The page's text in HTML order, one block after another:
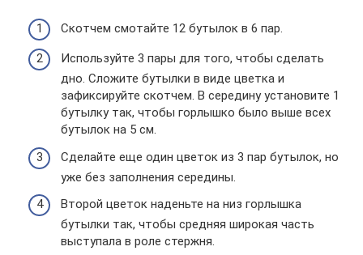
Скотчем смотайте 12 бутылок в 6 пар.
Используйте 3 пары для того, чтобы сделать
дно. Сложите бутылки в виде цветка и
зафиксируйте скотчем. В середину установите 1
бутылку так, чтобы горлышко было выше всех
бутылок на 5 см.
Сделайте еще один цветок из 3 пар бутылок, но
уже без заполнения середины.
Второй цветок наденьте на низ горлышка
бутылки так, чтобы средняя широкая часть
выступала в роле стержня.